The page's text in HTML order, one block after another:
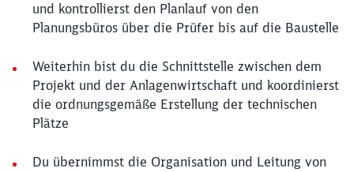
und kontrollierst den Planlauf von den
Planungsbüros über die Prüfer bis auf die Baustelle
Weiterhin bist du die Schnittstelle zwischen dem
Projekt und der Anlagenwirtschaft und koordinierst
die ordnungsgemäße Erstellung der technischen
Plätze
Du übernimmst die Organisation und Leitung von